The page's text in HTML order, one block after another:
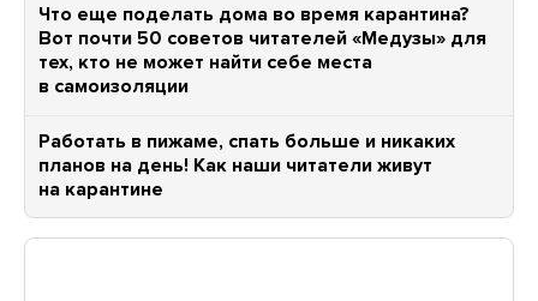
Что еще поделать дома во время карантина?
Вот почти 50 советов читателей «Медузы» для
тех, кто не может найти себе места
в самоизоляции
Работать в пижаме, спать больше и никаких
планов на день! Как наши читатели живут
на карантине